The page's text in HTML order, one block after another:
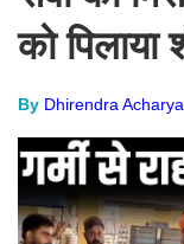
को
By Dhirendra Acharya